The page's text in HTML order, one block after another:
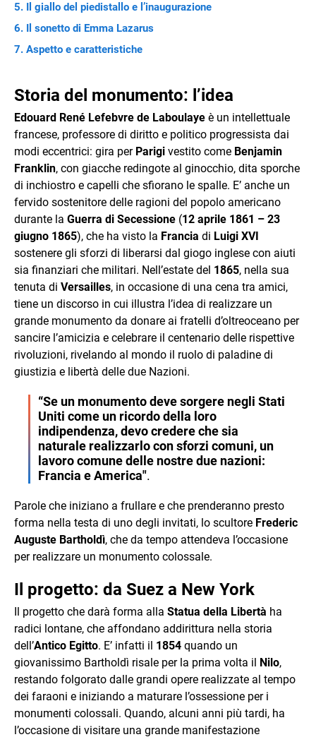
Il giallo del piedistallo e l’inaugurazione
Il sonetto di Emma Lazarus
Aspetto e caratteristiche
Storia del monumento: l’idea
Edouard René Lefebvre de Laboulaye è un intellettuale
francese, professore di diritto e politico progressista dai
modi eccentrici: gira per Parigi vestito come Benjamin
Franklin, con giacche redingote al ginocchio, dita sporche
di inchiostro e capelli che sfiorano le spalle. E’ anche un
fervido sostenitore delle ragioni del popolo americano
durante la Guerra di Secessione (12 aprile 1861 – 23
giugno 1865), che ha visto la Francia di Luigi XVI
sostenere gli sforzi di liberarsi dal giogo inglese con aiuti
sia finanziari che militari. Nell’estate del 1865, nella sua
tenuta di Versailles, in occasione di una cena tra amici,
tiene un discorso in cui illustra l’idea di realizzare un
grande monumento da donare ai fratelli d’oltreoceano per
sancire l’amicizia e celebrare il centenario delle rispettive
rivoluzioni, rivelando al mondo il ruolo di paladine di
giustizia e libertà delle due Nazioni.
“Se un monumento deve sorgere negli Stati
Uniti come un ricordo della loro
indipendenza, devo credere che sia
naturale realizzarlo con sforzi comuni, un
lavoro comune delle nostre due nazioni:
Francia e America".
Parole che iniziano a frullare e che prenderanno presto
forma nella testa di uno degli invitati, lo scultore Frederic
Auguste Bartholdì, che da tempo attendeva l’occasione
per realizzare un monumento colossale.
Il progetto: da Suez a New York
Il progetto che darà forma alla Statua della Libertà ha
radici lontane, che affondano addirittura nella storia
dell’Antico Egitto. E’ infatti il 1854 quando un
giovanissimo Bartholdì risale per la prima volta il Nilo,
restando folgorato dalle grandi opere realizzate al tempo
dei faraoni e iniziando a maturare l’ossessione per i
monumenti colossali. Quando, alcuni anni più tardi, ha
l’occasione di visitare una grande manifestazione